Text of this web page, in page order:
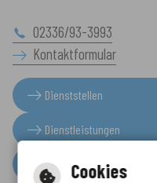
02336/93-3993
Kontaktformular
Dienststellen
Dienstleistungen
Presseinformationen
Cookies